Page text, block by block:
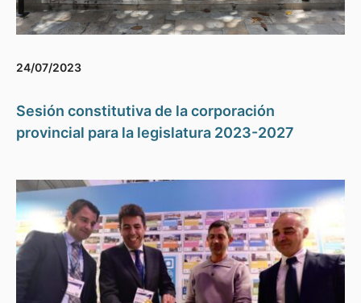
24/07/2023
Sesión constitutiva de la corporación
provincial para la legislatura 2023-2027